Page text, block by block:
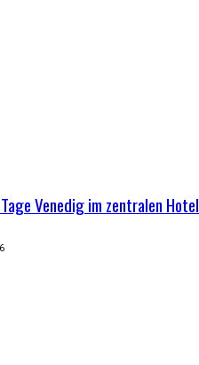
Venedig im zentralen Hotel